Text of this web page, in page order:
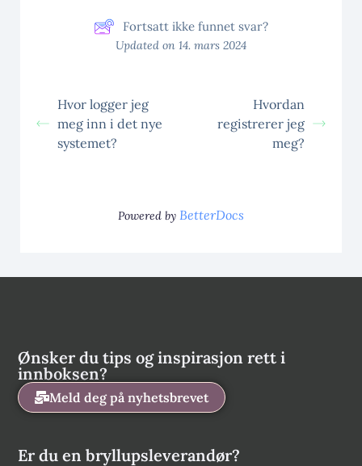
Fortsatt ikke funnet svar?
Updated on 14. mars 2024
Hvor logger jeg
meg inn i det nye
systemet?
Hvordan
registrerer jeg
meg?
Powered by BetterDocs
Ønsker du tips og inspirasjon rett i
innboksen?
Meld deg på nyhetsbrevet
Er du en bryllupsleverandør?